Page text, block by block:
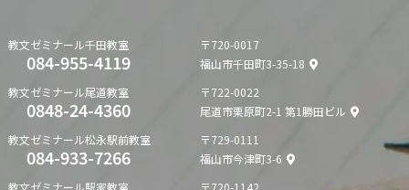
教文ゼミナール千田教室
084-955-4119
〒720-0017
福山市千田町3-35-18
教文ゼミナール尾道教室
0848-24-4360
〒722-0022
尾道市栗原町2-1 第1勝田ビル
教文ゼミナール松永駅前教室
084-933-7266
〒729-0111
福山市今津町3-6